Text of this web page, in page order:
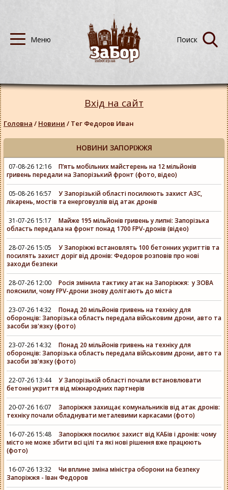
Вхід на сайт
Головна / Новини / Тег Федоров Иван
НОВИНИ ЗАПОРІЖЖЯ
07-08-26 12:16
Пʼять мобільних майстерень на 12 мільйонів
гривень передали на Запорізький фронт (фото, відео)
05-08-26 16:57
У Запорізькій області посилюють захист АЗС,
лікарень, мостів та енерговузлів від атак дронів
31-07-26 15:17
Майже 195 мільйонів гривень у липні: Запорізька
область передала на фронт понад 1700 FPV-дронів (відео)
28-07-26 15:05
У Запоріжжі встановлять 100 бетонних укриттів та
посилять захист доріг від дронів: Федоров розповів про нові
заходи безпеки
28-07-26 12:00
Росія змінила тактику атак на Запоріжжя: у ЗОВА
пояснили, чому FPV-дрони знову долітають до міста
23-07-26 14:32
Понад 20 мільйонів гривень на техніку для
оборонців: Запорізька область передала військовим дрони, авто та
засоби зв'язку (фото)
23-07-26 14:32
Понад 20 мільйонів гривень на техніку для
оборонців: Запорізька область передала військовим дрони, авто та
засоби зв'язку (фото)
22-07-26 13:44
У Запорізькій області почали встановлювати
бетонні укриття від міжнародних партнерів
20-07-26 16:07
Запоріжжя захищає комунальників від атак дронів:
техніку почали обладнувати металевими каркасами (фото)
16-07-26 15:48
Запоріжжя посилює захист від КАБів і дронів: чому
місто не може збити всі цілі та які нові рішення вже працюють
(фото)
16-07-26 13:32
Чи вплине зміна міністра оборони на безпеку
Запоріжжя - Іван Федоров